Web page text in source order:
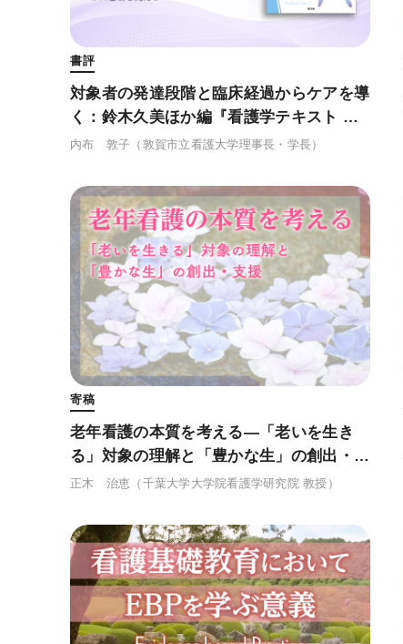
書評
対象者の発達段階と臨床経過からケアを導
く：鈴木久美ほか編『看護学テキスト Ni
CEがん看護 (改訂第２版)』
内布 敦子 （敦賀市立看護大学理事長・学長）
寄稿
老年看護の本質を考える―「老いを生き
る」対象の理解と「豊かな生」の創出・支
援
正木 治恵 （千葉大学大学院看護学研究院 教授）